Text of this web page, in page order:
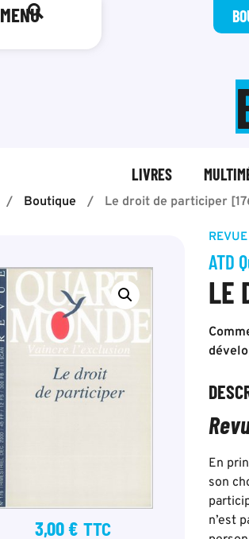
MENU
LIVRES
/ Boutique / Le droit de participer
3,00€ TTC
ATD
LE
En
son
n’est